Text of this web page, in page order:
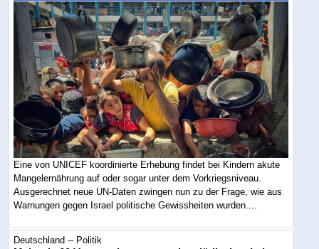
Eine von UNICEF koordinierte Erhebung findet bei Kindern akute
Mangelernährung auf oder sogar unter dem Vorkriegsniveau.
Ausgerechnet neue UN-Daten zwingen nun zu der Frage, wie aus
Warnungen gegen Israel politische Gewissheiten wurden....
Deutschland -- Politik